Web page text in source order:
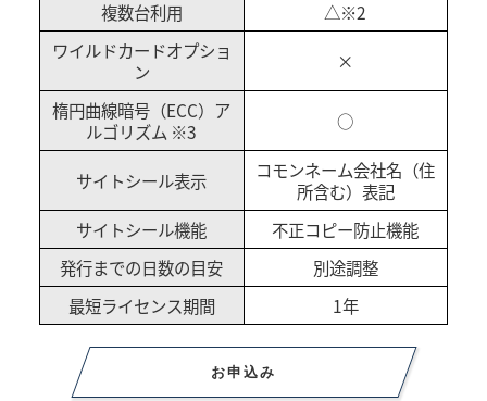
複数台利用
△※2
ワイルドカードオプショ
ン
×
楕円曲線暗号（ECC）ア
ルゴリズム ※3
○
サイトシール表示
コモンネーム会社名（住
所含む）表記
サイトシール機能
不正コピー防止機能
発行までの日数の目安
別途調整
最短ライセンス期間
1年
お申込み